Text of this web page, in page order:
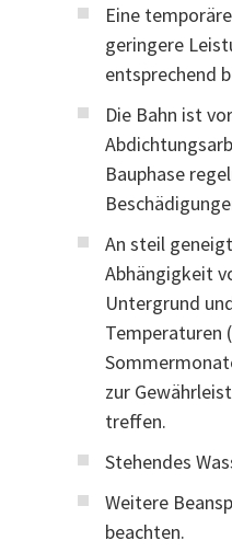
Eine
geringere
entsprechend
Die Bahn ist
Bauphase
An steil
Abhängigkeit
Untergrund
Temperaturen
zur
treffen.
Stehendes
Weitere
beachten.